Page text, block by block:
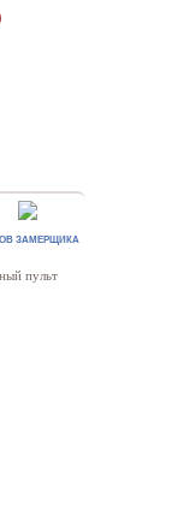
ЗАМЕРЩИКА
пульт